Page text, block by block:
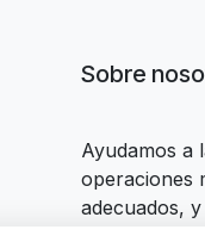
Sobre
Ayudamos a
operaciones
adecuados,